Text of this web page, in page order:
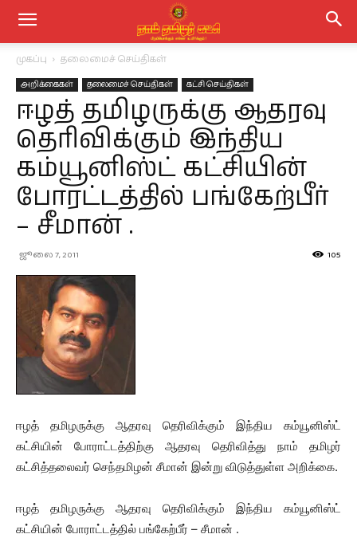
முகப்பு தலைமைச் செய்திகள்
அறிக்கைகள் தலைமைச் செய்திகள் கட்சி செய்திகள்
ஈழத் தமிழருக்கு ஆதரவு
தெரிவிக்கும் இந்திய
கம்யூனிஸ்ட் கட்சியின்
போரட்டத்தில் பங்கேற்பீர்
– சீமான் .
ஜூலை 7, 2011 105
ஈழத் தமிழருக்கு ஆதரவு தெரிவிக்கும் இந்திய கம்யூனிஸ்ட்
கட்சியின் போராட்டத்திற்கு ஆதரவு தெரிவித்து நாம் தமிழர்
கட்சித்தலைவர் செந்தமிழன் சீமான் இன்று விடுத்துள்ள அறிக்கை.
ஈழத் தமிழருக்கு ஆதரவு தெரிவிக்கும் இந்திய கம்யூனிஸ்ட்
கட்சியின் போராட்டத்தில் பங்கேற்பீர் – சீமான் .